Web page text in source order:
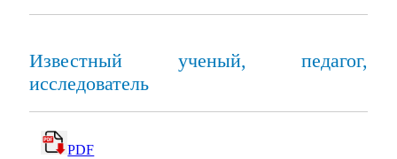
Известный ученый, педагог,
исследователь
PDF